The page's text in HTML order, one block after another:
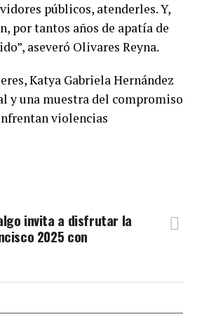
públicos, atenderles. Y,
por tantos años de apatía de
aseveró Olivares Reyna.
Katya Gabriela Hernández
y una muestra del compromiso
violencias
invita a disfrutar la
2025 con